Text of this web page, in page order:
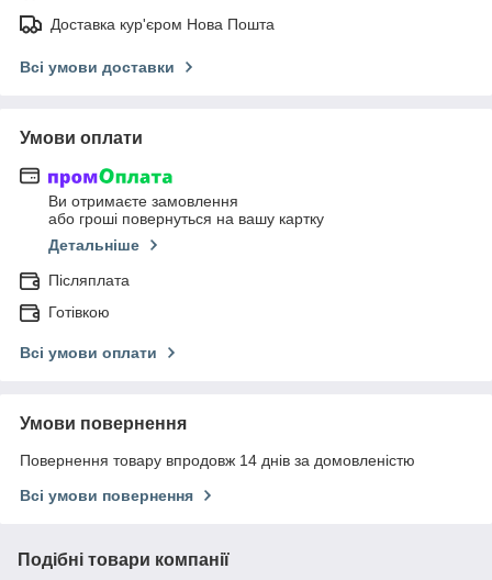
Доставка кур'єром Нова Пошта
Всі умови доставки
Умови оплати
Ви отримаєте замовлення
або гроші повернуться на вашу картку
Детальніше
Післяплата
Готівкою
Всі умови оплати
Умови повернення
Повернення товару впродовж 14 днів за домовленістю
Всі умови повернення
Подібні товари компанії